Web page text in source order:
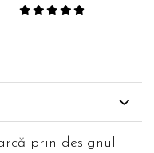
prin designul